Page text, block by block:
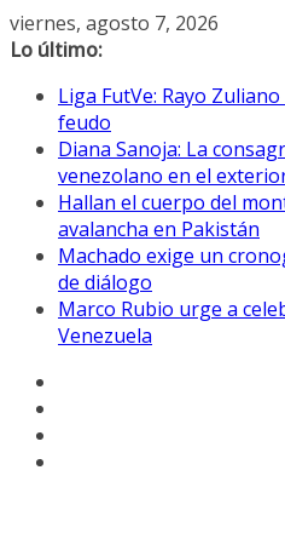
Saltar
al
viernes, agosto 7, 2026
Lo último:
Liga FutVe: Rayo
feudo
Diana Sanoja: La
venezolano en el
Hallan el cuerpo del
avalancha en Pakistán
Machado exige un
de diálogo
Marco Rubio urge a
Venezuela